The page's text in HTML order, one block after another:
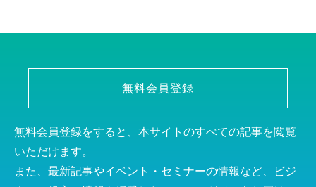
無料会員登録
無料会員登録をすると、本サイトのすべての記事を閲覧
いただけます。
また、最新記事やイベント・セミナーの情報など、ビジ